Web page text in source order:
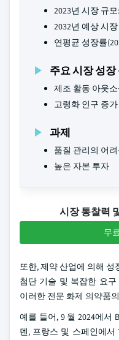
2023년 시장 규
2032년 예상 시
연평균 성장률
주요 시장 성장
제조 활동 아웃
고령화 인구 증가
과제
품질 관리의 어
높은 자본 투자
시장 통찰력
무
또한, 제약 산업에 의해
첨단 기술 및 복잡한 요구
이러한 전문 화제 의약품
예를 들어, 9 월 2024에서
덴, 프랑스 및 스페인에